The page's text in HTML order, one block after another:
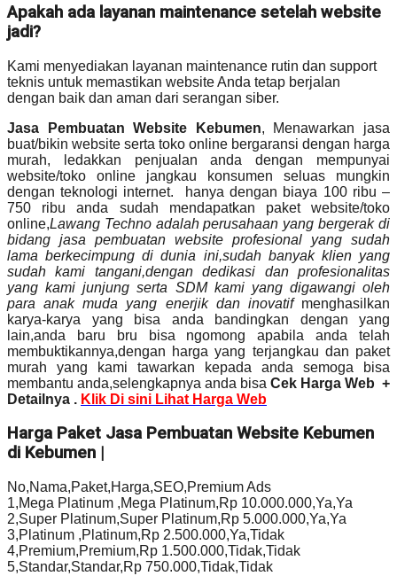
Apakah ada layanan maintenance setelah website
jadi?
Kami menyediakan layanan maintenance rutin dan support
teknis untuk memastikan website Anda tetap berjalan
dengan baik dan aman dari serangan siber.
Jasa Pembuatan Website Kebumen, Menawarkan jasa
buat/bikin website serta toko online bergaransi dengan harga
murah, ledakkan penjualan anda dengan mempunyai
website/toko online jangkau konsumen seluas mungkin
dengan teknologi internet. hanya dengan biaya 100 ribu –
750 ribu anda sudah mendapatkan paket website/toko
online,Lawang Techno adalah perusahaan yang bergerak di
bidang jasa pembuatan website profesional yang sudah
lama berkecimpung di dunia ini,sudah banyak klien yang
sudah kami tangani,dengan dedikasi dan profesionalitas
yang kami junjung serta SDM kami yang digawangi oleh
para anak muda yang enerjik dan inovatifmenghasilkan
karya-karya yang bisa anda bandingkan dengan yang
lain,anda baru bru bisa ngomong apabila anda telah
membuktikannya,dengan harga yang terjangkau dan paket
murah yang kami tawarkan kepada anda semoga bisa
membantu anda,selengkapnya anda bisa Cek Harga Web +
Detailnya . Klik Di sini Lihat Harga Web
Harga Paket Jasa Pembuatan Website Kebumen
di Kebumen |
No,Nama,Paket,Harga,SEO,Premium Ads
1,Mega Platinum ,Mega Platinum,Rp 10.000.000,Ya,Ya
2,Super Platinum,Super Platinum,Rp 5.000.000,Ya,Ya
3,Platinum ,Platinum,Rp 2.500.000,Ya,Tidak
4,Premium,Premium,Rp 1.500.000,Tidak,Tidak
5,Standar,Standar,Rp 750.000,Tidak,Tidak